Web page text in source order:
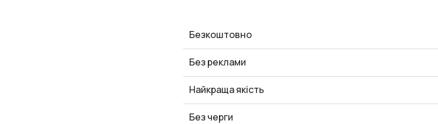
Безкоштовно
Без реклами
Найкраща якість
Без черги